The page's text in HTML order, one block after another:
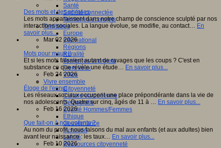
Santé
Société connectée
Territoires et projets
Territoires
Europe
International
Régions
Ruralité
Territoires et projets
Tiers lieux
Villes
Vivre ensemble
Citoyenneté
Culture européenne
Démocratie
Egalité Hommes/Femmes
Ethique
Gouvernance
Inclusion
Laïcité
Ressources citoyenneté
Des mots et des phrases
Les mots apparaissent dans notre champ de conscience sculpté par nos
interactions sociales. La langue évolue, se modifie, au contact… En
savoir plus...
Mar 02 2026
Mots pour maux !!
Et si les mots faisaient autant de ravages que les coups ? C'est en
substance ce que révèle une étude… En savoir plus...
Feb 24 2026
Éloge de l'ennui
Les réseaux sociaux occupent une place prépondérante dans la vie de
nos adolescents. Quatre sur cinq, âgés de 11 à … En savoir plus...
Feb 16 2026
Que fait-on à nos enfants ?
Au nom du profit, nous faisons du mal aux enfants (et aux adultes) bien
avant leur naissance : les taux… En savoir plus...
Feb 10 2026